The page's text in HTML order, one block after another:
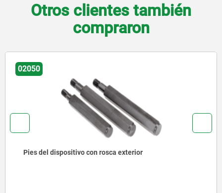
Otros clientes también
compraron
Pies de posición de acero con